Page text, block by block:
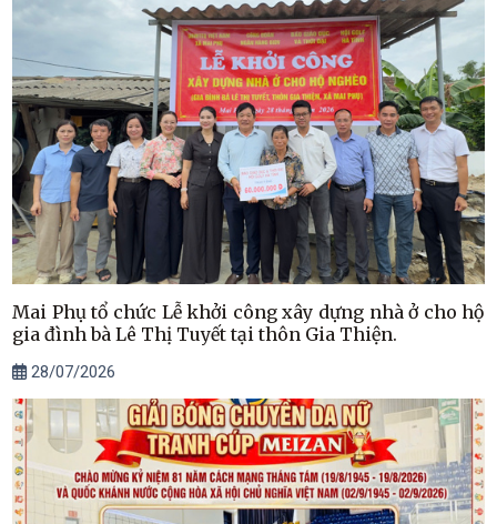
Mai Phụ tổ chức Lễ khởi công xây dựng nhà ở cho hộ
gia đình bà Lê Thị Tuyết tại thôn Gia Thiện.
28/07/2026